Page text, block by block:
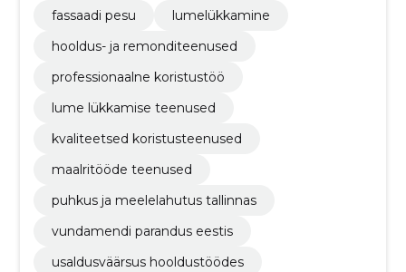
fassaadi pesu
lumelükkamine
hooldus- ja remonditeenused
professionaalne koristustöö
lume lükkamise teenused
kvaliteetsed koristusteenused
maalritööde teenused
puhkus ja meelelahutus tallinnas
vundamendi parandus eestis
usaldusväärsus hooldustöödes